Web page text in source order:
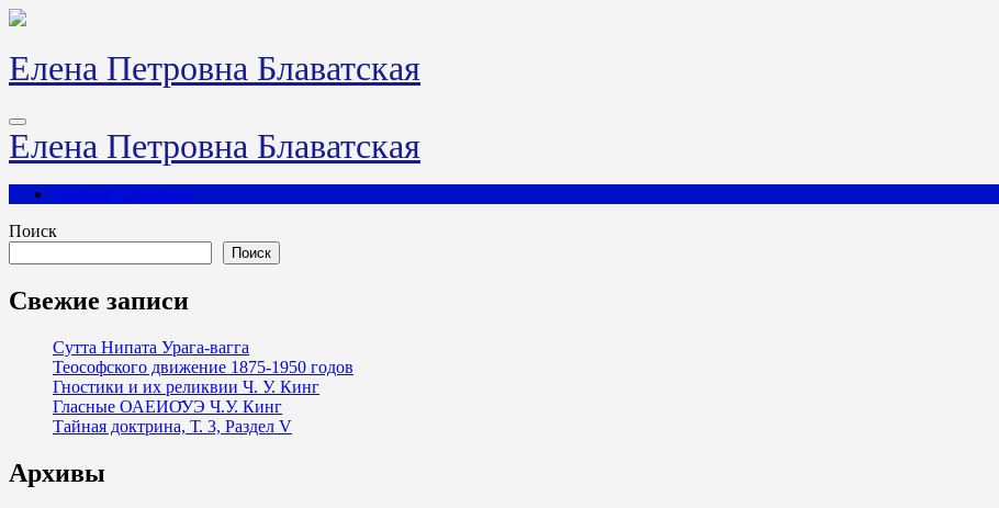
Перейти
содержимому
Елена Петровна Блаватская
Елена Петровна Блаватская
Главная Страница
Поиск
Поиск
Свежие записи
Сутта Нипата Урага-вагга
Теософского движение 1875-1950 годов
Гностики и их реликвии Ч. У. Кинг
Гласные ОАЕИО̄УЭ Ч.У. Кинг
Тайная доктрина, Т. 3, Раздел V
Архивы